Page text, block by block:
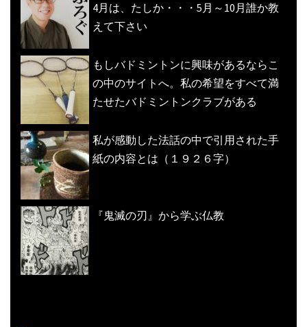
4月は、たしか・・・5月～10月誰か教
えて下さい
もしバドミントンに興味があるならこ
の中のサイトへ。私の希望をすべて満
たせたバドミントンクラブがある
私が感動した法話の中で引用された手
紙の内容とは（１９２６字）
『鬼滅の刃』から学ぶ仏教